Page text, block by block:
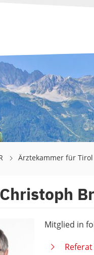
Ärztekammer für Tirol
Mitglied in